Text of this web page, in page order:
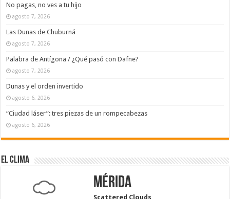
No pagas, no ves a tu hijo
agosto 7, 2026
Las Dunas de Chuburná
agosto 7, 2026
Palabra de Antígona / ¿Qué pasó con Dafne?
agosto 7, 2026
Dunas y el orden invertido
agosto 6, 2026
“Ciudad láser”: tres piezas de un rompecabezas
agosto 6, 2026
El Clima
Mérida
Scattered Clouds